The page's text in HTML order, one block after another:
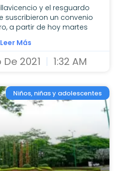
y el resguardo
suscribieron un convenio
a partir de hoy martes
Leer Más
2021 1:32 AM
Niños, niñas y adolescentes